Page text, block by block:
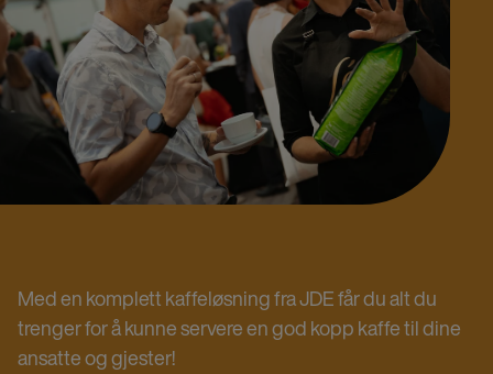
Med en komplett kaffeløsning fra JDE får du alt du
trenger for å kunne servere en god kopp kaffe til dine
ansatte og gjester!